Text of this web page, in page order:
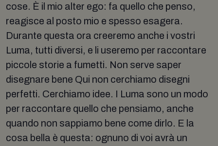
cose. È il mio alter ego: fa quello che penso,
reagisce al posto mio e spesso esagera.
Durante questa ora creeremo anche i vostri
Luma, tutti diversi, e li useremo per raccontare
piccole storie a fumetti. Non serve saper
disegnare bene Qui non cerchiamo disegni
perfetti. Cerchiamo idee. I Luma sono un modo
per raccontare quello che pensiamo, anche
quando non sappiamo bene come dirlo. E la
cosa bella è questa: ognuno di voi avrà un